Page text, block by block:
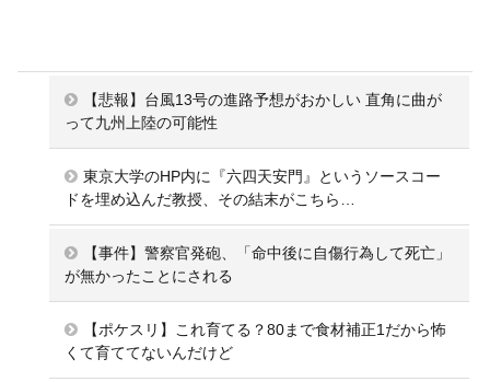
【悲報】台風13号の進路予想がおかしい 直角に曲が
って九州上陸の可能性
東京大学のHP内に『六四天安門』というソースコー
ドを埋め込んだ教授、その結末がこちら…
【事件】警察官発砲、「命中後に自傷行為して死亡」
が無かったことにされる
【ポケスリ】これ育てる？80まで食材補正1だから怖
くて育ててないんだけど